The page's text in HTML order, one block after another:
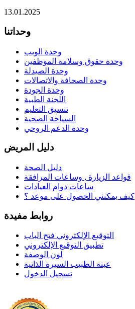
13.01.2025
وحداتنا
وحدة الويب
وحدة حقوق وسلامة الموظفين
وحدة الصيدلة
وحدة الصحافة والاتصالات
وحدة الجودة
اللجنة الطبية
تنسيق التعليم
السياحة الصحية
وحدة الدعم الروحي
دليل المريض
دليل الصحة
قواعد الزيارة , وساعات المرافقة
ساعات دوام العيادات
كيف يمكنني الحصول على موعد ؟
روابط مفيدة
التوقيع الإلكتروني فتح الباب
تطبيق التوقيع الإلكتروني
لون الوصفة
عينة الطبيب السيرة الذاتية
تسجيل الدخول